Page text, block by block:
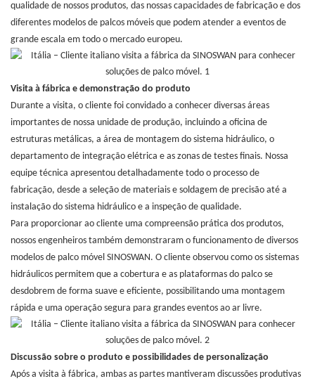
qualidade de nossos produtos, das nossas capacidades de fabricação e dos
diferentes modelos de palcos móveis que podem atender a eventos de
grande escala em todo o mercado europeu.
Visita à fábrica e demonstração do produto
Durante a visita, o cliente foi convidado a conhecer diversas áreas
importantes de nossa unidade de produção, incluindo a oficina de
estruturas metálicas, a área de montagem do sistema hidráulico, o
departamento de integração elétrica e as zonas de testes finais. Nossa
equipe técnica apresentou detalhadamente todo o processo de
fabricação, desde a seleção de materiais e soldagem de precisão até a
instalação do sistema hidráulico e a inspeção de qualidade.
Para proporcionar ao cliente uma compreensão prática dos produtos,
nossos engenheiros também demonstraram o funcionamento de diversos
modelos de palco móvel SINOSWAN. O cliente observou como os sistemas
hidráulicos permitem que a cobertura e as plataformas do palco se
desdobrem de forma suave e eficiente, possibilitando uma montagem
rápida e uma operação segura para grandes eventos ao ar livre.
Discussão sobre o produto e possibilidades de personalização
Após a visita à fábrica, ambas as partes mantiveram discussões produtivas